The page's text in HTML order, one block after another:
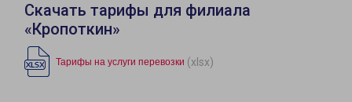
Скачать тарифы для филиала
«Кропоткин»
Тарифы на услуги перевозки (xlsx)